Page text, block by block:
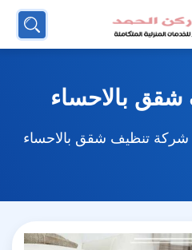
بحث
عن
بالاحساء
شركة تنظيف شقق بالاحساء